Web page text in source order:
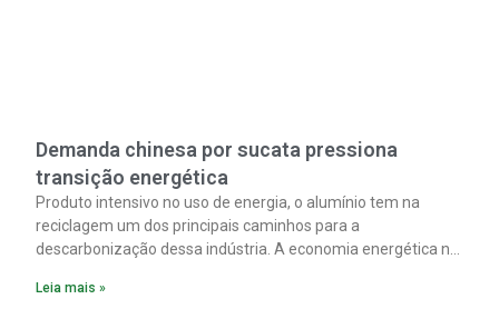
Demanda chinesa por sucata pressiona
transição energética
Produto intensivo no uso de energia, o alumínio tem na
reciclagem um dos principais caminhos para a
descarbonização dessa indústria. A economia energética na
material. A produção de um alumínio mais limpo, no entanto,
Leia mais »